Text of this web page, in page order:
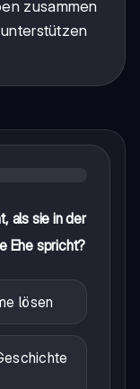
zusammen
als sie in der
Ehe spricht?
lösen